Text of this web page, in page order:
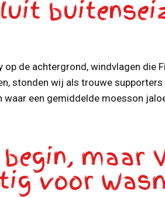
de achtergrond, windvlagen die
stonden wij als trouwe
waar een gemiddelde moesson
maar
voor